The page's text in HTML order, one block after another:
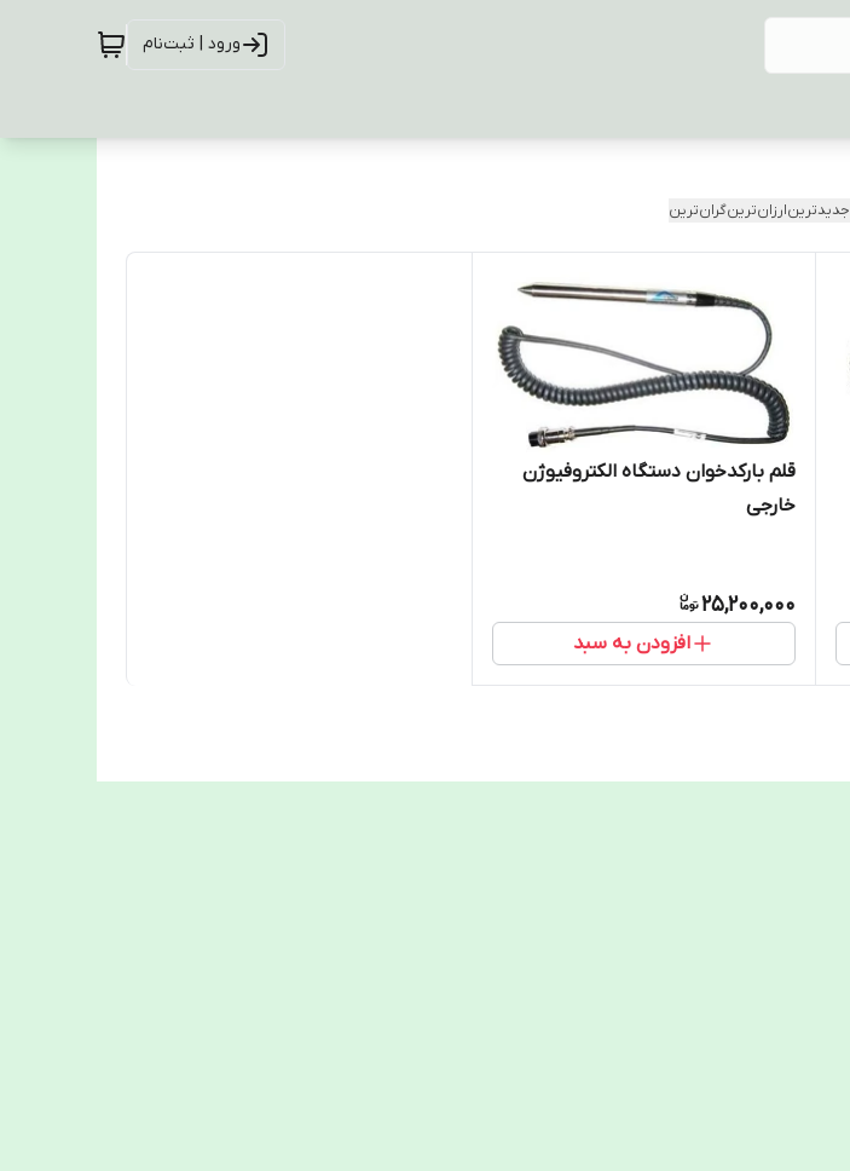
ورود | ثبت‌نام
جدیدترینارزان‌ترینگران‌ترین
قلم بارکدخوان دستگاه الکتروفیوژن
خارجی
25,200,000
افزودن به سبد